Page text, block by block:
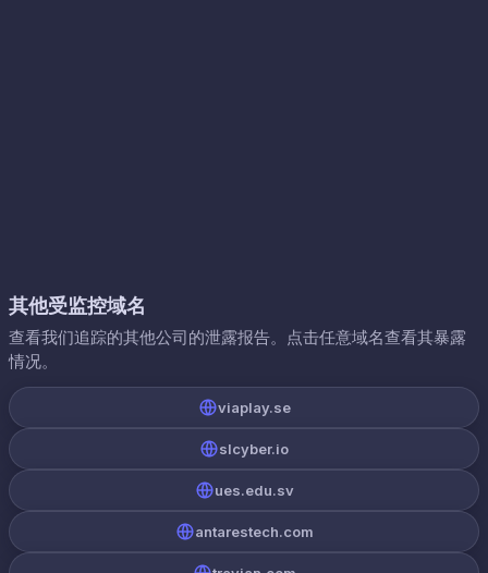
其他受监控域名
查看我们追踪的其他公司的泄露报告。点击任意域名查看其暴露
情况。
viaplay.se
slcyber.io
ues.edu.sv
antarestech.com